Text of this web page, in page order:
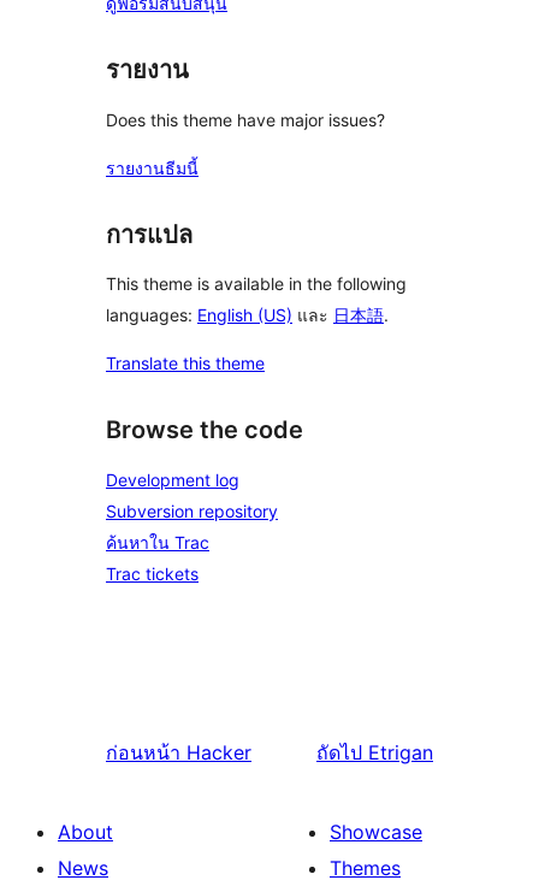
รายงาน
Does this theme have major issues?
รายงานธีมนี้
การแปล
This theme is available in the following
languages: English (US) และ 日本語.
Translate this theme
Browse the code
Development log
Subversion repository
ค้นหาใน Trac
Trac tickets
ก่อนหน้า Hacker ถัดไป Etrigan
About
News
Showcase
Themes